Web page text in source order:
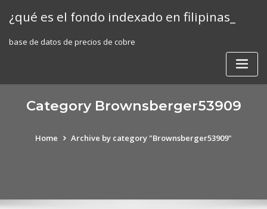
¿qué es el fondo indexado en filipinas_
base de datos de precios de cobre
Category Brownsberger53909
Home Archive by category "Brownsberger53909"